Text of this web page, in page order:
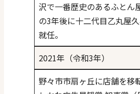
沢で一番歴史のあるふとん
の3年後に十二代目乙丸屋
就任。
2021年（令和3年）
野々市市扇ヶ丘に店舗を移